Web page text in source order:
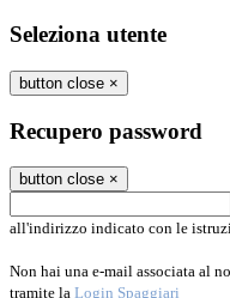
Seleziona utente
button close ×
Recupero password
button close ×
all'indirizzo indicato con le
Non hai una e-mail associata al
tramite la Login Spaggiari